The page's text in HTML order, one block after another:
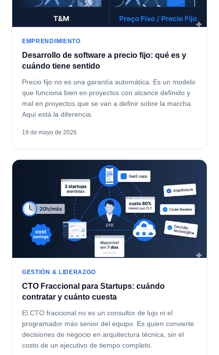
EMPRENDIMIENTO
Desarrollo de software a precio fijo: qué es y
cuándo tiene sentido
Precio fijo no es una garantía automática. Es un modelo
que funciona bien en proyectos con alcance definido y
mal en proyectos que se van a definir sobre la marcha.
Aquí está la diferencia.
19 de mayo de 2026
GESTIÓN & LIDERAZGO
CTO Fraccional para Startups: cuándo
contratar y cuánto cuesta
El CTO fraccional no es un consultor de lujo ni el
programador más senior del equipo. Es quien convierte
decisiones de negocio en arquitectura técnica, sin el
costo de un ejecutivo de tiempo completo.